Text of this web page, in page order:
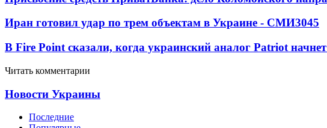
Иран готовил удар по трем объектам в Украине - СМИ3045
В Fire Point сказали, когда украинский аналог Patriot
Читать комментарии
Новости Украины
Последние